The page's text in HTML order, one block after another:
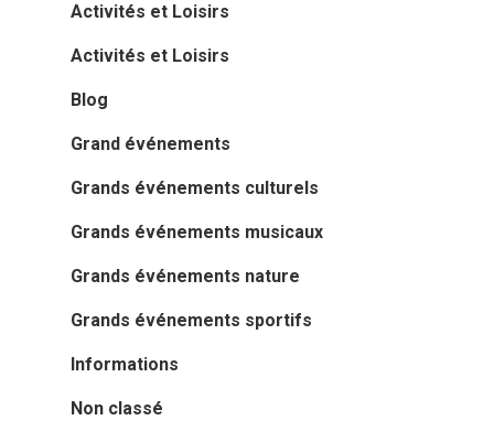
Activités et Loisirs
Activités et Loisirs
Blog
Grand événements
Grands événements culturels
Grands événements musicaux
Grands événements nature
Grands événements sportifs
Informations
Non classé